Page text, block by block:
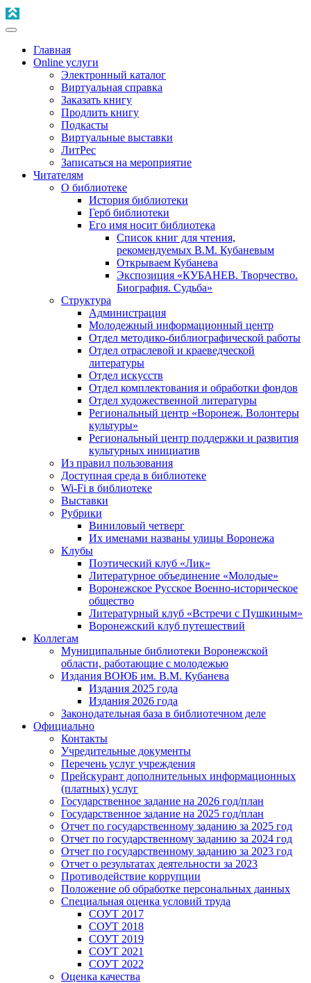
Главная
Online услуги
Электронный каталог
Виртуальная справка
Заказать книгу
Продлить книгу
Подкасты
Виртуальные выставки
ЛитРес
Записаться на мероприятие
Читателям
О библиотеке
История библиотеки
Герб библиотеки
Его имя носит библиотека
Список книг для чтения,
рекомендуемых В.М. Кубаневым
Открываем Кубанева
Экспозиция «КУБАНЕВ. Творчество.
Биография. Судьба»
Структура
Администрация
Молодежный информационный центр
Отдел методико-библиографической работы
Отдел отраслевой и краеведческой
литературы
Отдел искусств
Отдел комплектования и обработки фондов
Отдел художественной литературы
Региональный центр «Воронеж. Волонтеры
культуры»
Региональный центр поддержки и развития
культурных инициатив
Из правил пользования
Доступная среда в библиотеке
Wi-Fi в библиотеке
Выставки
Рубрики
Виниловый четверг
Их именами названы улицы Воронежа
Клубы
Поэтический клуб «Лик»
Литературное объединение «Молодые»
Воронежское Русское Военно-историческое
общество
Литературный клуб «Встречи с Пушкиным»
Воронежский клуб путешествий
Коллегам
Муниципальные библиотеки Воронежской
области, работающие с молодежью
Издания ВОЮБ им. В.М. Кубанева
Издания 2025 года
Издания 2026 года
Законодательная база в библиотечном деле
Официально
Контакты
Учредительные документы
Перечень услуг учреждения
Прейскурант дополнительных информационных
(платных) услуг
Государственное задание на 2026 год/план
Государственное задание на 2025 год/план
Отчет по государственному заданию за 2025 год
Отчет по государственному заданию за 2024 год
Отчет по государственному заданию за 2023 год
Отчет о результатах деятельности за 2023
Противодействие коррупции
Положение об обработке персональных данных
Специальная оценка условий труда
СОУТ 2017
СОУТ 2018
СОУТ 2019
СОУТ 2021
СОУТ 2022
Оценка качества